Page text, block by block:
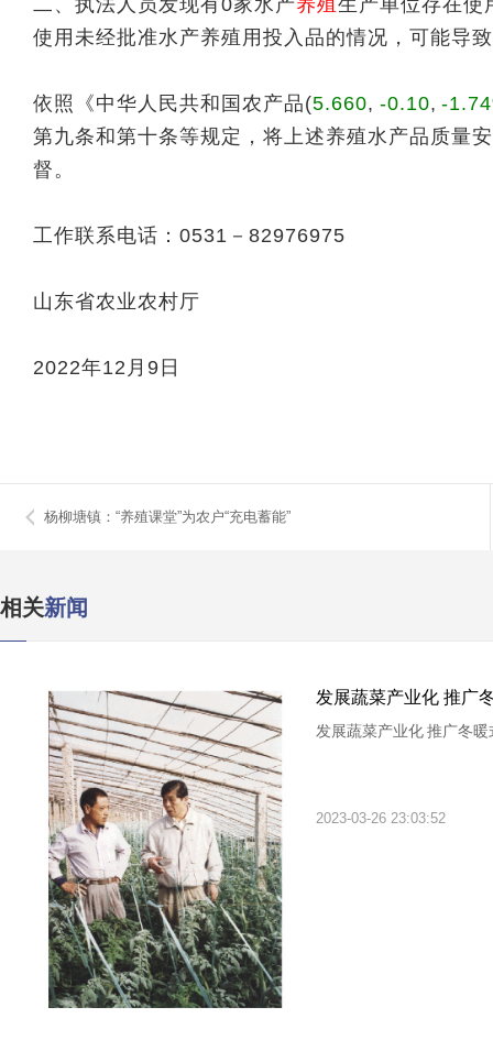
使用未经批准水产养殖用投入品的情况，可能导
依照《中华人民共和国 农产品(5.660, -0.10, -
第九条和第十条等规定，将上述养殖水产品质量
督。
工作联系电话：0531－82976975
山东省农业农村厅
2022年12月9日
杨柳塘镇：“养殖课堂”为农户“充电蓄能”
相关新闻
发展蔬菜产业化 推广
发展蔬菜产业化 推广冬
2023-03-26 23:03:52